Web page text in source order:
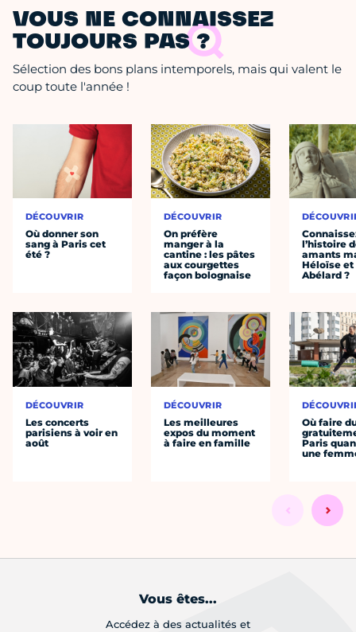
VOUS NE CONNAISSEZ
TOUJOURS PAS ?
Sélection des bons plans intemporels, mais qui valent le
coup toute l'année !
DÉCOUVRIR
Où donner son
sang à Paris cet
été ?
DÉCOUVRIR
Les concerts
parisiens à voir en
août
DÉCOUVRIR
On préfère
manger à la
cantine : les pâtes
aux courgettes
façon bolognaise
DÉCOUVRIR
Les meilleures
expos du moment
à faire en famille
l’histoire
amants
Héloïse et
Abélard ?
Où faire
Paris
une
Vous êtes...
Accédez à des actualités et